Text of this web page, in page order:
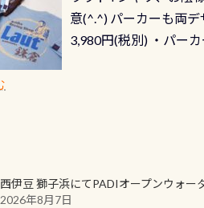
意(^.^) パーカーも両
3,980円(税別) ・パー
西伊豆 獅子浜にてPADIオープンウォー
2026年8月7日